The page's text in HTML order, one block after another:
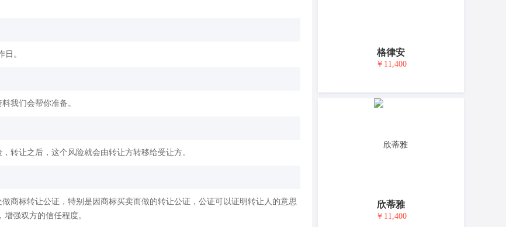
。
我们会帮你准备。
转让之后，这个风险就会由转让方转移给受让方。
商标转让公证，特别是因商标买卖而做的转让公证，公证可以证明转让人的意思
强双方的信任程度。
格律安
￥11,400
欣蒂雅
￥11,400